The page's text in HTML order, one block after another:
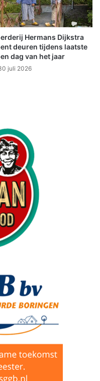
Hermans Dijkstra
deuren tijdens laatste
dag van het jaar
juli 2026